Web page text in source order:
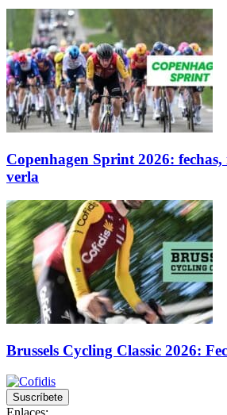
Copenhagen Sprint 2026:
verla
Brussels Cycling Classic 2026:
Suscríbete
Enlaces: